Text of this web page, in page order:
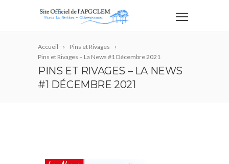
Accueil
Pins et Rivages
Pins et Rivages – La News #1 Décembre 2021
PINS ET RIVAGES – LA NEWS
#1 DÉCEMBRE 2021